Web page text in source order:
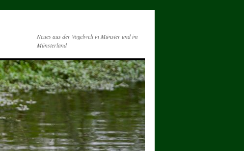
Neues aus der Vogelwelt in Münster und im
Münsterland